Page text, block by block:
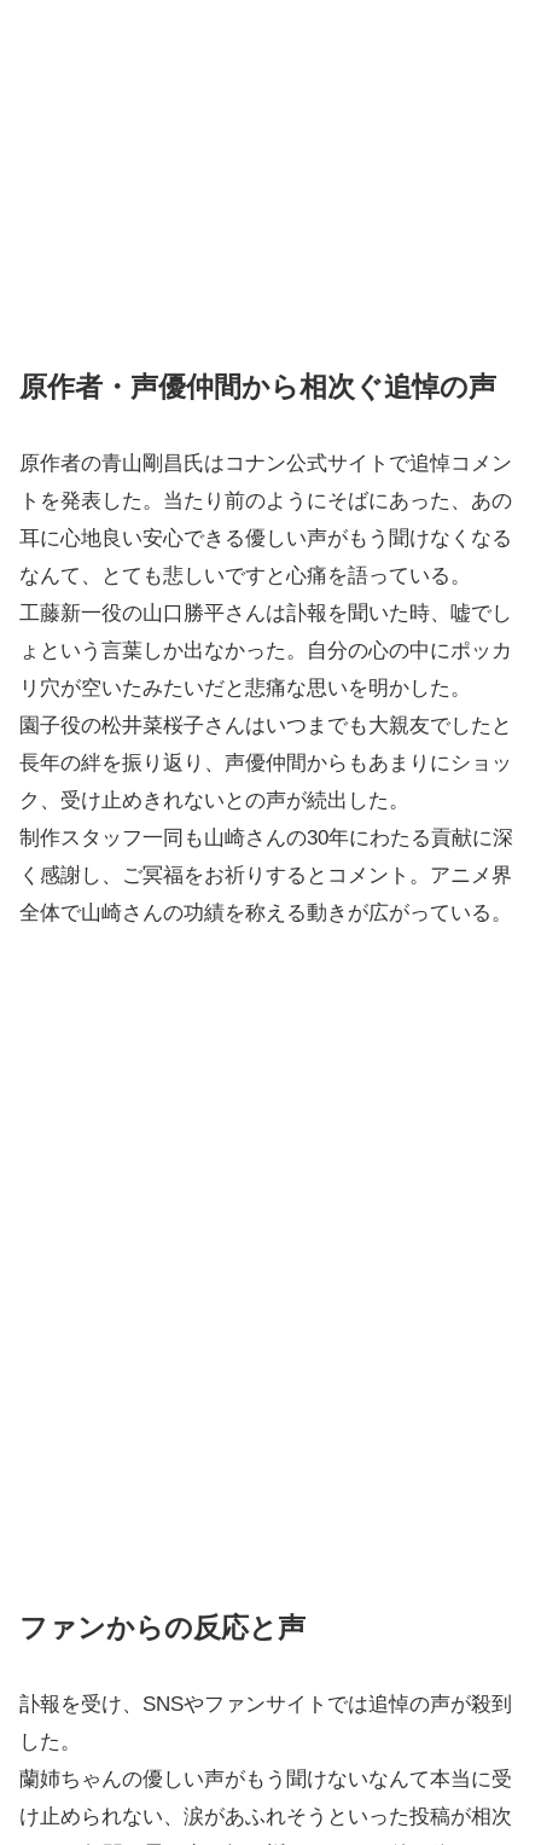
原作者・声優仲間から相次ぐ追悼の声
原作者の青山剛昌氏はコナン公式サイトで追悼コメン
トを発表した。当たり前のようにそばにあった、あの
耳に心地良い安心できる優しい声がもう聞けなくなる
なんて、とても悲しいですと心痛を語っている。
工藤新一役の山口勝平さんは訃報を聞いた時、嘘でし
ょという言葉しか出なかった。自分の心の中にポッカ
リ穴が空いたみたいだと悲痛な思いを明かした。
園子役の松井菜桜子さんはいつまでも大親友でしたと
長年の絆を振り返り、声優仲間からもあまりにショッ
ク、受け止めきれないとの声が続出した。
制作スタッフ一同も山崎さんの30年にわたる貢献に深
く感謝し、ご冥福をお祈りするとコメント。アニメ界
全体で山崎さんの功績を称える動きが広がっている。
ファンからの反応と声
訃報を受け、SNSやファンサイトでは追悼の声が殺到
した。
蘭姉ちゃんの優しい声がもう聞けないなんて本当に受
け止められない、涙があふれそうといった投稿が相次